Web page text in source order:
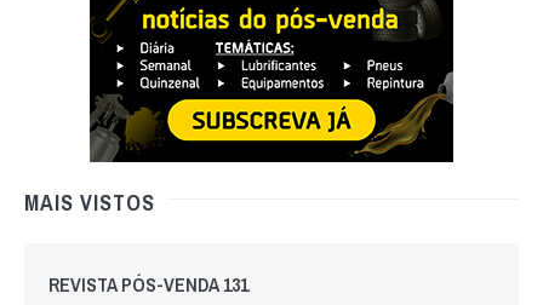
MAIS VISTOS
REVISTA PÓS-VENDA 131